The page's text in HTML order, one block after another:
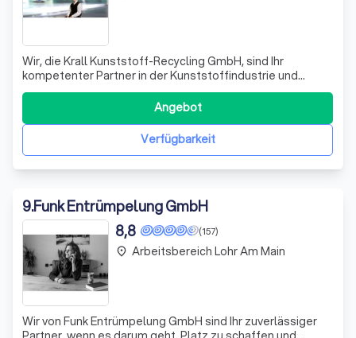
Wir, die Krall Kunststoff-Recycling GmbH, sind Ihr
kompetenter Partner in der Kunststoffindustrie und
bieten Ihnen maßgeschneiderte Sammelboxen – von
Gitterboxen bis hin zu unseren speziellen Krall-
Recyclingboxen – vollkommen kostenlos an. Seit den
frühen 1990er Jahren setzen wir uns leidenschaftlic
Verfügbarkeit
Angebot
9.Funk Entrümpelung GmbH
(157)
8,8
Wir von Funk Entrümpelung GmbH sind Ihr zuverlässiger
place Arbeitsbereich Lohr Am Main